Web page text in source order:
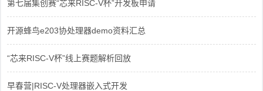
第七届集创赛“芯来RISC-V杯”开发板申请
开源蜂鸟e203协处理器demo资料汇总
“芯来RISC-V杯”线上赛题解析回放
早春营|RISC-V处理器嵌入式开发